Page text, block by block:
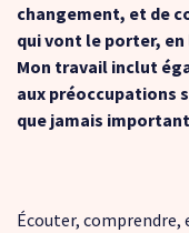
changement, et de
qui vont le porter, en
Mon travail inclut
aux préoccupations
que jamais
Écouter, comprendre,